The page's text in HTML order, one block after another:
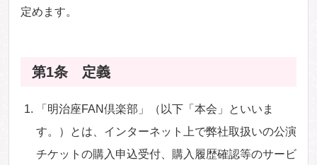
定めます。
第1条 定義
「明治座FAN倶楽部」（以下「本会」といいま
す。）とは、インターネット上で弊社取扱いの公演
チケットの購入申込受付、購入履歴確認等のサービ